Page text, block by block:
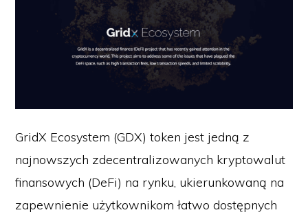
GridX Ecosystem (GDX) token jest jedną z
najnowszych zdecentralizowanych kryptowalut
finansowych (DeFi) na rynku, ukierunkowaną na
zapewnienie użytkownikom łatwo dostępnych